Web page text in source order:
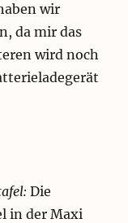
wir
da mir das
wird noch
Die
in der Maxi